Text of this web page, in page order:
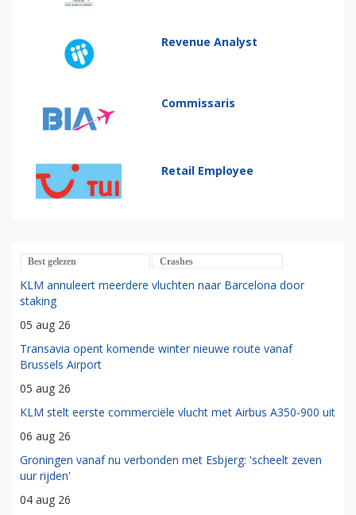
Revenue Analyst
Commissaris
Retail Employee
Best gelezen Crashes
KLM annuleert meerdere vluchten naar Barcelona door
staking
05 aug 26
Transavia opent komende winter nieuwe route vanaf
Brussels Airport
05 aug 26
KLM stelt eerste commerciële vlucht met Airbus A350-900 uit
06 aug 26
Groningen vanaf nu verbonden met Esbjerg: 'scheelt zeven
uur rijden'
04 aug 26